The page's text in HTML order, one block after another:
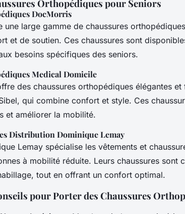
Orthopédiques pour Seniors
DocMorris
une large gamme de chaussures
et de soutien. Ces chaussures sont
besoins spécifiques des seniors.
Medical Domicile
des chaussures orthopédiques élégantes
qui combine confort et style. Ces
et améliorer la mobilité.
Distribution Dominique Lemay
Lemay spécialise les vêtements et
à mobilité réduite. Leurs chaussures sont
tout en offrant un confort optimal.
pour Porter des Chaussures